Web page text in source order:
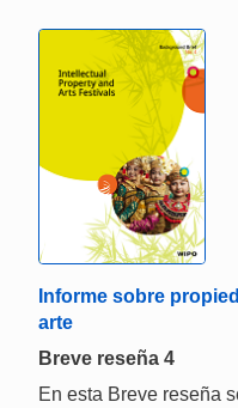
Informe sobre
arte
Breve reseña 4
En esta Breve reseña